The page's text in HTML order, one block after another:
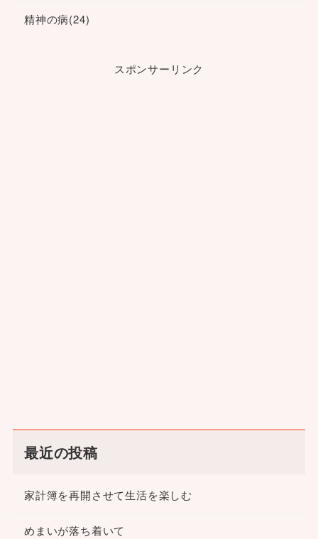
精神の病(24)
スポンサーリンク
最近の投稿
家計簿を再開させて生活を楽しむ
めまいが落ち着いて